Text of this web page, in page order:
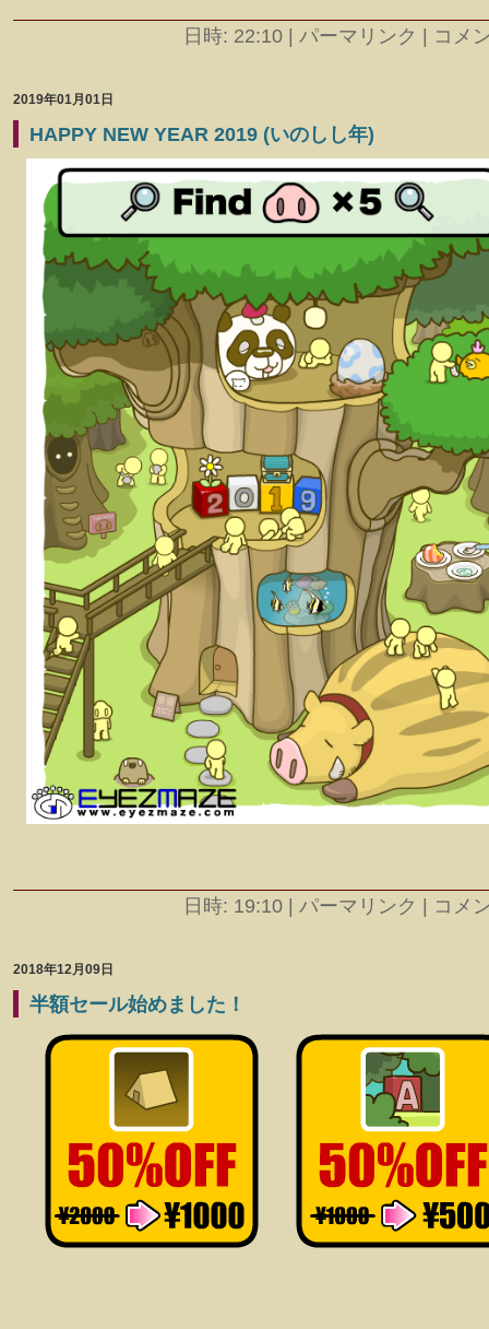
日時: 22:10 | パーマリンク | コメ
2019年01月01日
HAPPY NEW YEAR 2019 (いのしし年)
日時: 19:10 | パーマリンク | コメ
2018年12月09日
半額セール始めました！